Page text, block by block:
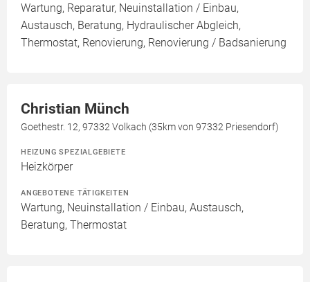
Wartung, Reparatur, Neuinstallation / Einbau,
Austausch, Beratung, Hydraulischer Abgleich,
Thermostat, Renovierung, Renovierung / Badsanierung
Christian Münch
Goethestr. 12, 97332 Volkach (35km von 97332 Priesendorf)
HEIZUNG SPEZIALGEBIETE
Heizkörper
ANGEBOTENE TÄTIGKEITEN
Wartung, Neuinstallation / Einbau, Austausch,
Beratung, Thermostat